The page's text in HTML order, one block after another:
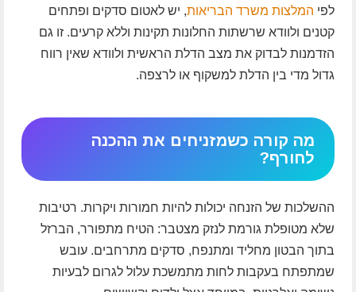
לפי המלצות משרד הבריאות, יש לאטום סדקים ופתחים
קטנים ולוודא שרשתות החלונות תקינות וללא קרעים. זו גם
הזדמנות לבדוק את מצב הדלת הראשית ולוודא שאין רווח
גדול מדי בין הדלת למשקוף או לרצפה.
מה קורה כשמזניחים את ההכנה
לחורף?
ההשלכות של הזנחה יכולות להיות חמורות ויקרות. רטיבות
שלא מטופלת גורמת לנזק מצטבר: הטיח מתפורר, הברזל
בתוך הבטון מחליד ומתנפח, סדקים מתרחבים. עובש
שמתפתח בעקבות לחות מתמשכת עלול לגרום לבעיות